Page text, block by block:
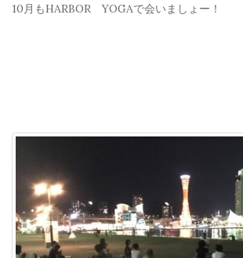
10月もHARBOR YOGAで会いましょー！